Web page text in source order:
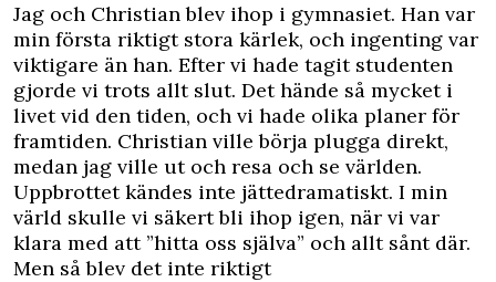
Jag och Christian blev ihop i gymnasiet. Han var
min första riktigt stora kärlek, och ingenting var
viktigare än han. Efter vi hade tagit studenten
gjorde vi trots allt slut. Det hände så mycket i
livet vid den tiden, och vi hade olika planer för
framtiden. Christian ville börja plugga direkt,
medan jag ville ut och resa och se världen.
Uppbrottet kändes inte jättedramatiskt. I min
värld skulle vi säkert bli ihop igen, när vi var
klara med att ”hitta oss själva” och allt sånt där.
Men så blev det inte riktigt